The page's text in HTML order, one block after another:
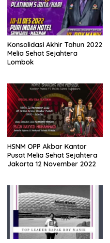
Konsolidasi Akhir Tahun 2022
Melia Sehat Sejahtera
Lombok
HSNM OPP Akbar Kantor
Pusat Melia Sehat Sejahtera
Jakarta 12 November 2022